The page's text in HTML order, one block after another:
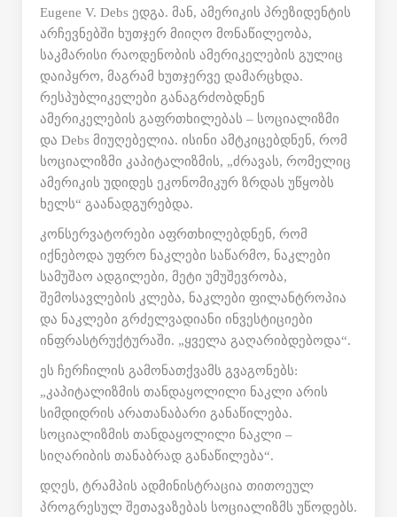
Eugene V. Debs ედგა. მან, ამერიკის პრეზიდენტის
არჩევნებში ხუთჯერ მიიღო მონაწილეობა,
საკმარისი რაოდენობის ამერიკელების გულიც
დაიპყრო, მაგრამ ხუთჯერვე დამარცხდა.
რესპუბლიკელები განაგრძობდნენ
ამერიკელების გაფრთხილებას – სოციალიზმი
და Debs მიუღებელია. ისინი ამტკიცებდნენ, რომ
სოციალიზმი კაპიტალიზმის, „ძრავას, რომელიც
ამერიკის უდიდეს ეკონომიკურ ზრდას უწყობს
ხელს“ გაანადგურებდა.
კონსერვატორები აფრთხილებდნენ, რომ
იქნებოდა უფრო ნაკლები საწარმო, ნაკლები
სამუშაო ადგილები, მეტი უმუშევრობა,
შემოსავლების კლება, ნაკლები ფილანტროპია
და ნაკლები გრძელვადიანი ინვესტიციები
ინფრასტრუქტურაში. „ყველა გაღარიბდებოდა“.
ეს ჩერჩილის გამონათქვამს გვაგონებს:
„კაპიტალიზმის თანდაყოლილი ნაკლი არის
სიმდიდრის არათანაბარი განაწილება.
სოციალიზმის თანდაყოლილი ნაკლი –
სიღარიბის თანაბრად განაწილება“.
დღეს, ტრამპის ადმინისტრაცია თითოეულ
პროგრესულ შეთავაზებას სოციალიზმს უწოდებს.